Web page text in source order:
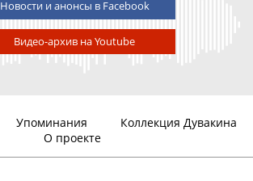
Новости и анонсы в Facebook
Видео-архив на Youtube
Упоминания
Коллекция Дувакина
О проекте